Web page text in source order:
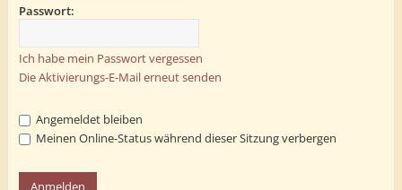
Passwort:
Ich habe mein Passwort vergessen
Die Aktivierungs-E-Mail erneut senden
Angemeldet bleiben
Meinen Online-Status während dieser Sitzung verbergen